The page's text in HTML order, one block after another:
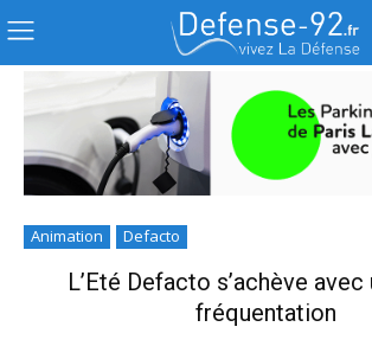
Animation Defacto
L’Eté Defacto s’achève
fréquentation